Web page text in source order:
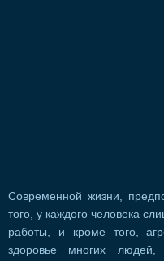
Современной жизни,
того, у каждого человека
работы, и кроме того,
здоровье многих людей,